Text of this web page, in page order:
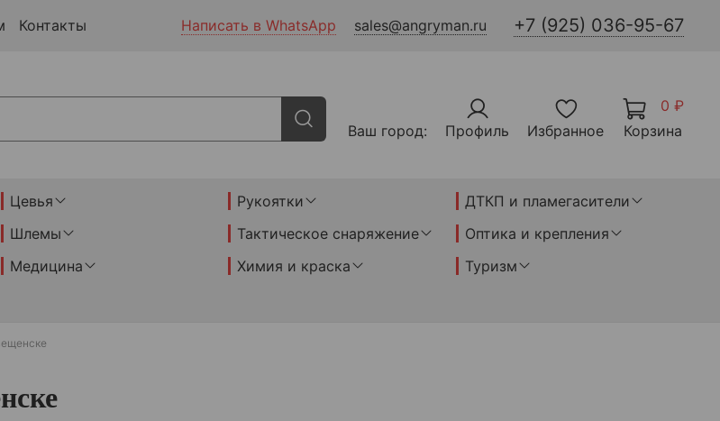
Контакты Написать в WhatsApp sales@angryman.ru +7 (925) 036-95-67
Ваш город: Профиль Избранное
0 ₽
Корзина
Цевья Рукоятки
ДТКП и пламегасители
Шлемы Тактическое снаряжение
Оптика и крепления
Медицина Химия и краска
Туризм